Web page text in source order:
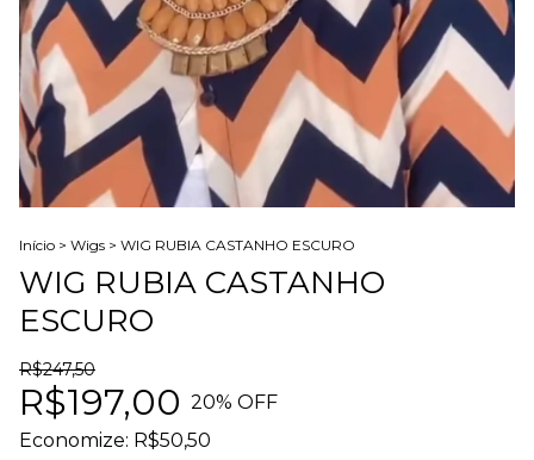
Início > Wigs > WIG RUBIA CASTANHO ESCURO
WIG RUBIA CASTANHO
ESCURO
R$247,50
R$197,00 20% OFF
Economize: R$50,50